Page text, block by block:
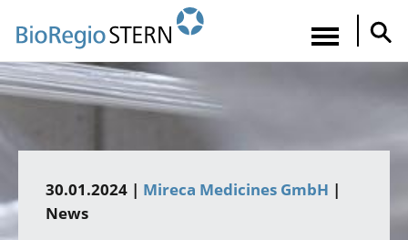
zum
Inhalt
30.01.2024 | Mireca Medicines GmbH |
News